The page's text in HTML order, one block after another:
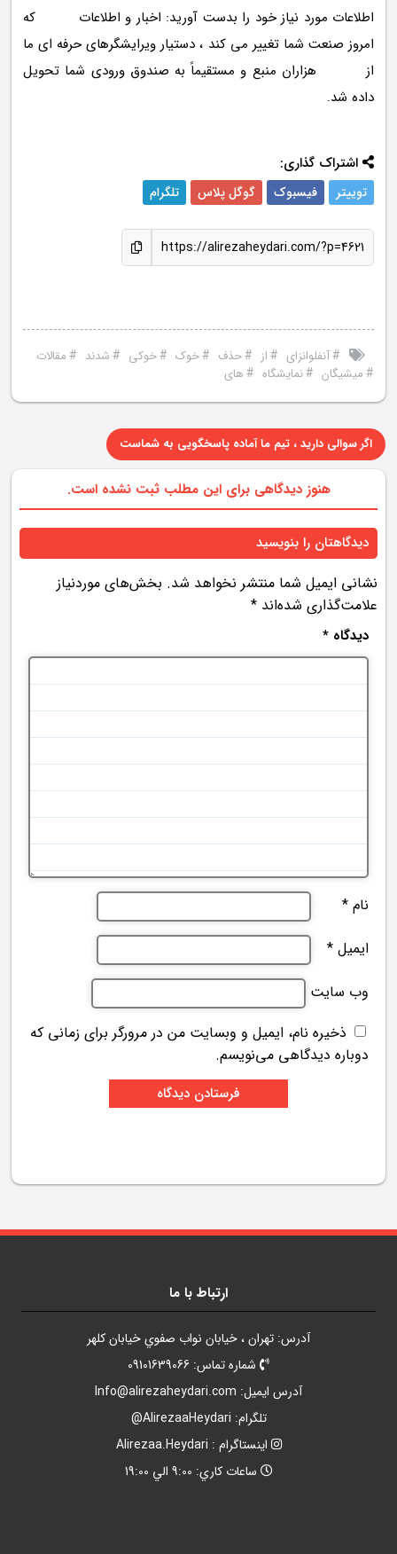
اطلاعات مورد نیاز خود را بدست آورید: اخبار و اطلاعات که
امروز صنعت شما تغییر می کند ، دستیار ویرایشگرهای حرفه ای ما
از هزاران منبع و مستقیماً به صندوق ورودی شما تحویل
داده شد.
اشتراک گذاری:
توییتر فیسبوک گوگل پلاس تلگرام
https://alirezaheydari.com/?p=4621
#آنفلوانزای #از #حذف #خوک #خوکی #شدند #مقالات
#میشیگان #نمایشگاه #های
اگر سوالی دارید ، تیم ما آماده پاسخگویی به شماست
هنوز دیدگاهی برای این مطلب ثبت نشده است.
دیدگاهتان را بنویسید
نشانی ایمیل شما منتشر نخواهد شد. بخش‌های موردنیاز
علامت‌گذاری شده‌اند *
دیدگاه *
نام *
ایمیل *
وب‌ سایت
ذخیره نام، ایمیل و وبسایت من در مرورگر برای زمانی که
دوباره دیدگاهی می‌نویسم.
ارتباط با ما
آدرس: تهران ، خيابان نواب صفوي خيابان کلهر
شماره تماس: 09101639066
آدرس ايميل: Info@alirezaheydari.com
تلگرام: AlirezaaHeydari@
اينستاگرام : Alirezaa.Heydari
ساعات کاري: 9:00 الي 19:00